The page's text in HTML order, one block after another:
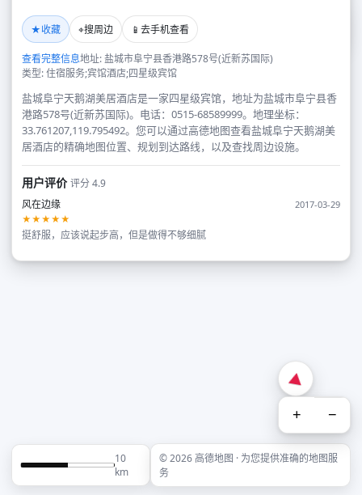
★收藏 ⌖搜周边 📱 去手机查看
查看完整信息地址: 盐城市阜宁县香港路578号(近新苏国际)
类型: 住宿服务;宾馆酒店;四星级宾馆
盐城阜宁天鹅湖美居酒店是一家四星级宾馆，地址为盐城市阜宁县香
港路578号(近新苏国际)。电话：0515-68589999。地理坐标：
33.761207,119.795492。您可以通过高德地图查看盐城阜宁天鹅湖美
居酒店的精确地图位置、规划到达路线，以及查找周边设施。
用户评价评分 4.9
风在边缘
2017-03-29
★★★★★
挺舒服，应该说起步高，但是做得不够细腻
+ −
10
km
© 2026 高德地图 · 为您提供准确的地图服
务